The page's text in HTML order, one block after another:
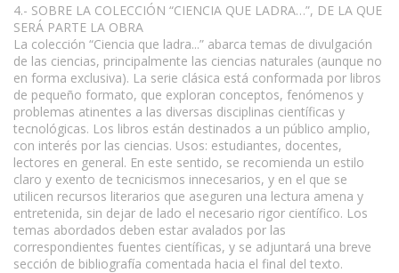
4.- SOBRE LA COLECCIÓN “CIENCIA QUE LADRA…”, DE LA QUE
SERÁ PARTE LA OBRA
La colección “Ciencia que ladra...” abarca temas de divulgación
de las ciencias, principalmente las ciencias naturales (aunque no
en forma exclusiva). La serie clásica está conformada por libros
de pequeño formato, que exploran conceptos, fenómenos y
problemas atinentes a las diversas disciplinas científicas y
tecnológicas. Los libros están destinados a un público amplio,
con interés por las ciencias. Usos: estudiantes, docentes,
lectores en general. En este sentido, se recomienda un estilo
claro y exento de tecnicismos innecesarios, y en el que se
utilicen recursos literarios que aseguren una lectura amena y
entretenida, sin dejar de lado el necesario rigor científico. Los
temas abordados deben estar avalados por las
correspondientes fuentes científicas, y se adjuntará una breve
sección de bibliografía comentada hacia el final del texto.